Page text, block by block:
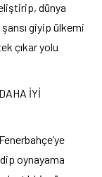
dünya
giyip ülkemi
çıkar yolu
İYİ
oynayama